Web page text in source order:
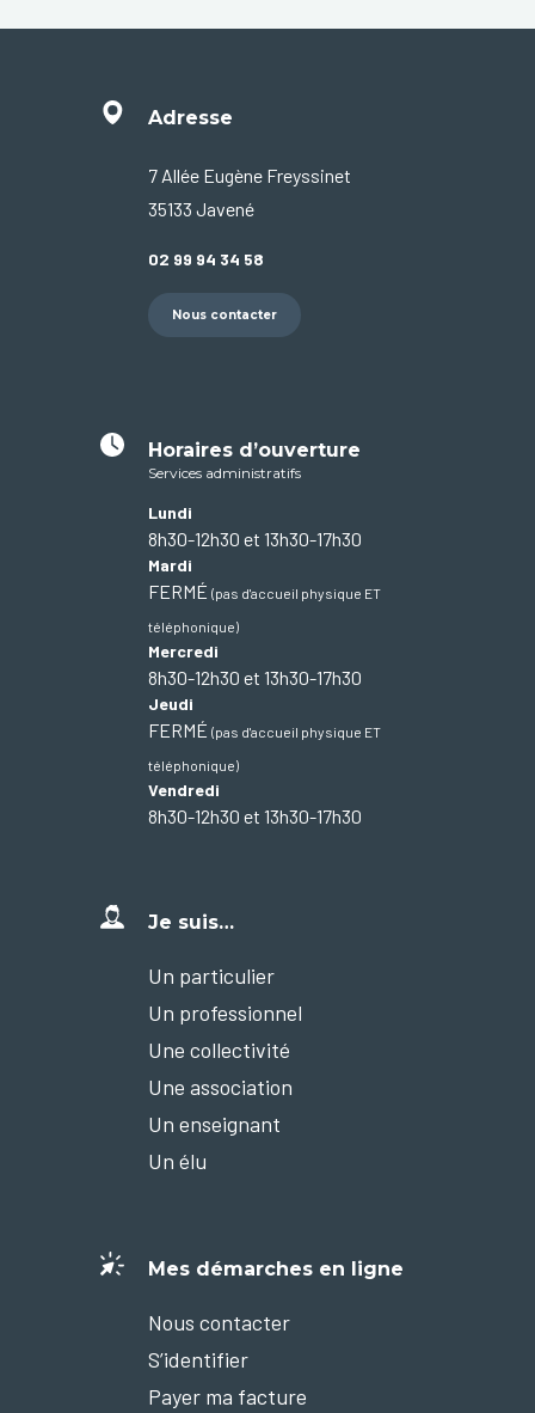
Adresse
7 Allée Eugène Freyssinet
35133 Javené
02 99 94 34 58
Nous contacter
Horaires d’ouverture
Services administratifs
Lundi
8h30-12h30 et 13h30-17h30
Mardi
FERMÉ (pas d'accueil physique ET
téléphonique)
Mercredi
8h30-12h30 et 13h30-17h30
Jeudi
FERMÉ (pas d'accueil physique ET
téléphonique)
Vendredi
8h30-12h30 et 13h30-17h30
Je suis…
Un particulier
Un professionnel
Une collectivité
Une association
Un enseignant
Un élu
Mes démarches en ligne
Nous contacter
S’identifier
Payer ma facture